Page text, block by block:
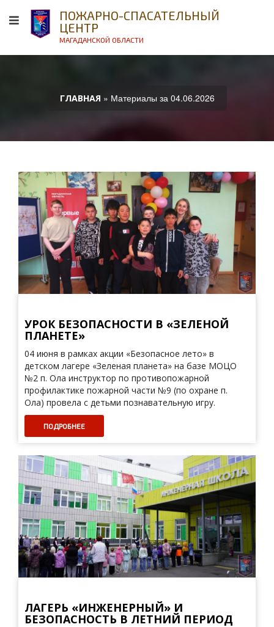
ПОЖАРНО-СПАСАТЕЛЬНЫЙ
ЦЕНТР
МАГАДАНСКОЙ ОБЛАСТИ
ГЛАВНАЯ » Материалы за 04.06.2026
УРОК БЕЗОПАСНОСТИ В «ЗЕЛЕНОЙ
ПЛАНЕТЕ»
04 июня в рамках акции «Безопасное лето» в
детском лагере «Зеленая планета» на базе МОЦО
№2 п. Ола инструктор по противопожарной
профилактике пожарной части №9 (по охране п.
Ола) провела с детьми познавательную игру.
ПОДРОБНЕЕ
ЛАГЕРЬ «ИНЖЕНЕРНЫЙ» И
БЕЗОПАСНОСТЬ В ЛЕТНИЙ ПЕРИОД